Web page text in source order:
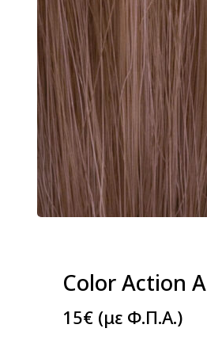
Color Action
15€ (με Φ.Π.Α.)